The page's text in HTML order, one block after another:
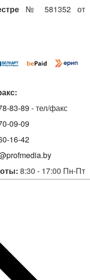
№ 581352 от
83-89 - тел/факс
09-09
16-42
8:30 - 17:00 Пн-Пт